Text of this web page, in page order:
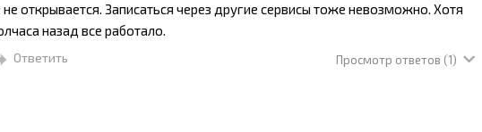
открывается. Записаться через другие сервисы тоже невозможно. Хотя
назад все работало.
Ответить Просмотр ответов (1)